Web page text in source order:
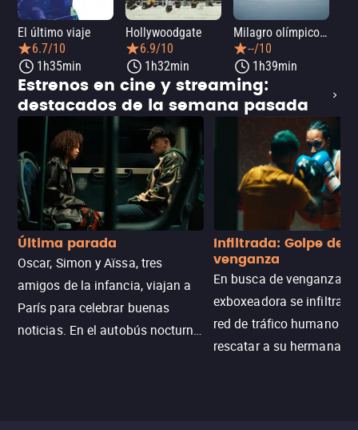
El último viaje
6.7/10
1h35min
Hollywoodgate
6.9/10
1h32min
Milagro olímpico: El equipo de hockey sobre hielo de 1980
--/10
1h39min
Estrenos en cine y streaming:
destacados de la semana pasada
Última parada
Oscar, Simon y Aïssa, tres
amigos de la infancia, viajan a
París para celebrar buenas
noticias. En el autobús nocturno
Infiltrada: Golpe de
venganza
En busca de venganza,
exboxeadora se infiltra
red de tráfico humano
rescatar a su hermana